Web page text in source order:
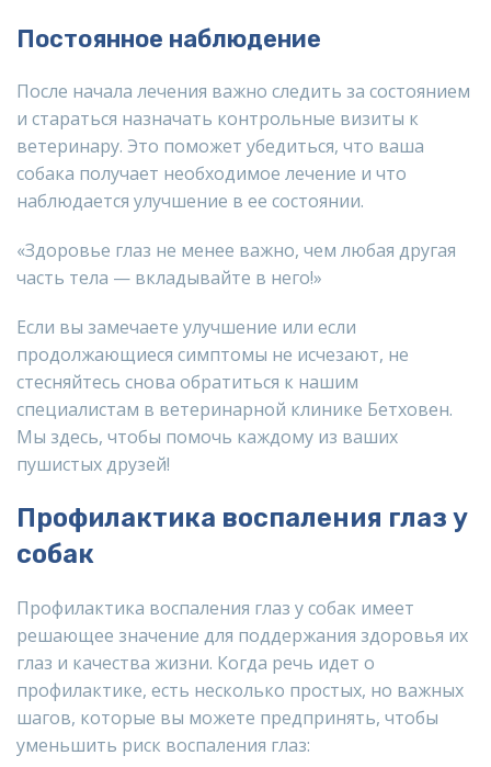
Постоянное наблюдение
После начала лечения важно следить за состоянием
и стараться назначать контрольные визиты к
ветеринару. Это поможет убедиться, что ваша
собака получает необходимое лечение и что
наблюдается улучшение в ее состоянии.
«Здоровье глаз не менее важно, чем любая другая
часть тела — вкладывайте в него!»
Если вы замечаете улучшение или если
продолжающиеся симптомы не исчезают, не
стесняйтесь снова обратиться к нашим
специалистам в ветеринарной клинике Бетховен.
Мы здесь, чтобы помочь каждому из ваших
пушистых друзей!
Профилактика воспаления глаз у
собак
Профилактика воспаления глаз у собак имеет
решающее значение для поддержания здоровья их
глаз и качества жизни. Когда речь идет о
профилактике, есть несколько простых, но важных
шагов, которые вы можете предпринять, чтобы
уменьшить риск воспаления глаз: